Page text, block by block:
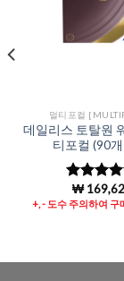
멀티포컬
데일리스 토탈원
티포컬 (90
5 중에서
4.99로
₩
+, - 도수 주의하여 구